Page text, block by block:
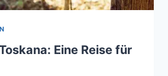
Eine Reise für